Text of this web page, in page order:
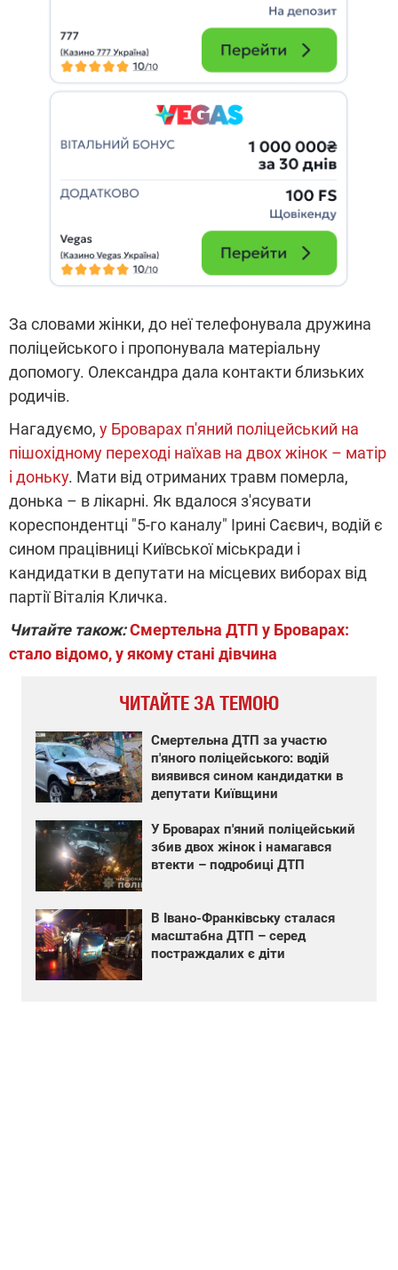
За словами жінки, до неї телефонувала дружина
поліцейського і пропонувала матеріальну
допомогу. Олександра дала контакти близьких
родичів.
Нагадуємо, у Броварах п'яний поліцейський на
пішохідному переході наїхав на двох жінок – матір
і доньку. Мати від отриманих травм померла,
донька – в лікарні. Як вдалося з'ясувати
кореспондентці "5-го каналу" Ірині Саєвич, водій є
сином працівниці Київської міськради і
кандидатки в депутати на місцевих виборах від
партії Віталія Кличка.
Читайте також:Смертельна ДТП у Броварах:
стало відомо, у якому стані дівчина
ЧИТАЙТЕ ЗА ТЕМОЮ
Смертельна ДТП за участю
п'яного поліцейського: водій
виявився сином кандидатки в
депутати Київщини
У Броварах п'яний поліцейський
збив двох жінок і намагався
втекти – подробиці ДТП
В Івано-Франківську сталася
масштабна ДТП – серед
постраждалих є діти